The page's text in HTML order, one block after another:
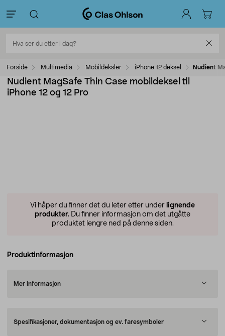
Forside Multimedia Mobildeksler iPhone 12 deksel Nudient
Nudient MagSafe Thin Case mobildeksel til
iPhone 12 og 12 Pro
Vi håper du finner det du leter etter under lignende
produkter. Du finner informasjon om det utgåtte
produktet lengre ned på denne siden.
Produktinformasjon
Mer informasjon
Spesifikasjoner, dokumentasjon og ev. faresymboler